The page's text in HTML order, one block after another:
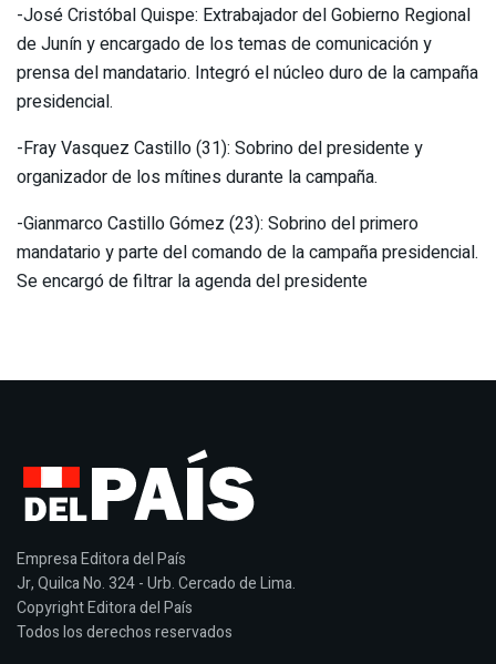
-José Cristóbal Quispe: Extrabajador del Gobierno Regional
de Junín y encargado de los temas de comunicación y
prensa del mandatario. Integró el núcleo duro de la campaña
presidencial.
-Fray Vasquez Castillo (31): Sobrino del presidente y
organizador de los mítines durante la campaña.
-Gianmarco Castillo Gómez (23): Sobrino del primero
mandatario y parte del comando de la campaña presidencial.
Se encargó de filtrar la agenda del presidente
Empresa Editora del País
Jr, Quilca No. 324 - Urb. Cercado de Lima.
Copyright Editora del País
Todos los derechos reservados